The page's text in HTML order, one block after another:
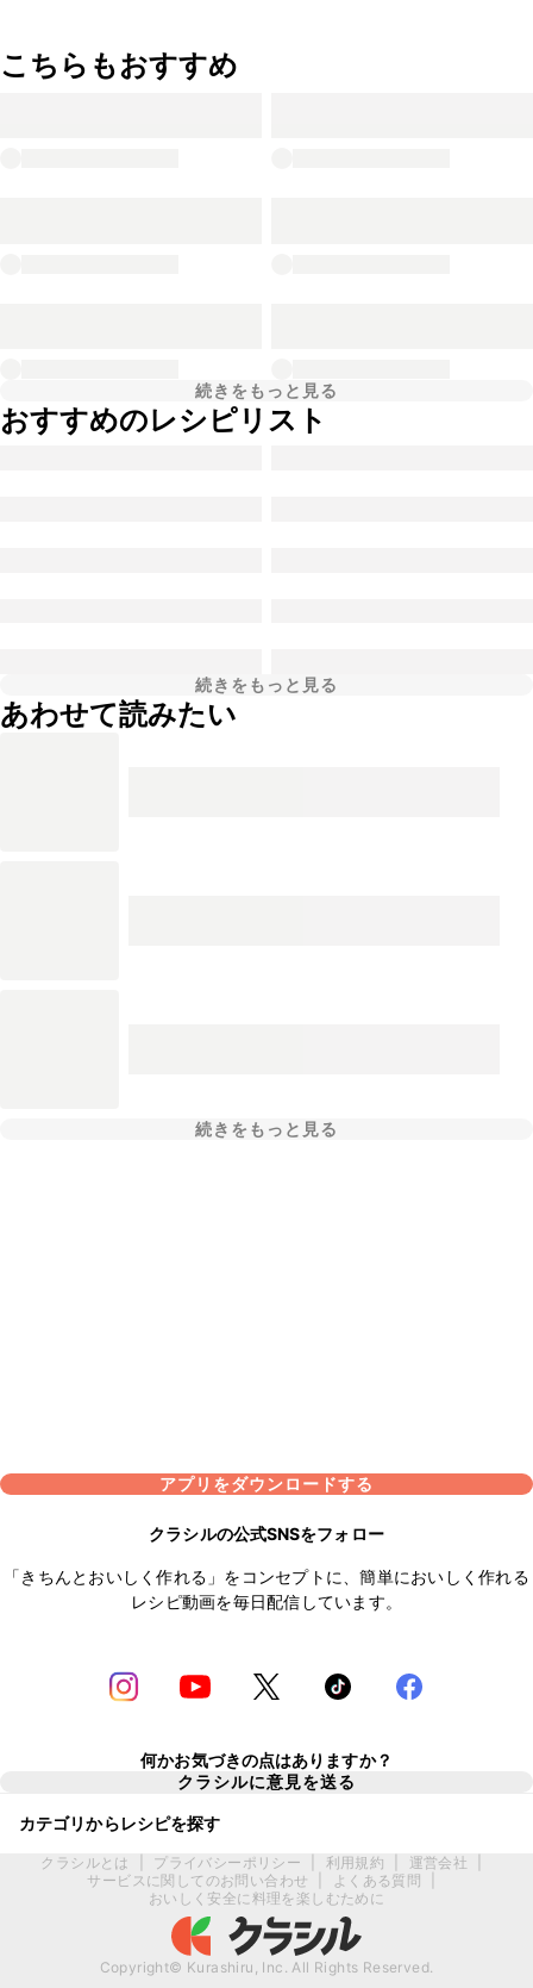
こちらもおすすめ
続きをもっと見る
おすすめのレシピリスト
続きをもっと見る
あわせて読みたい
続きをもっと見る
アプリをダウンロードする
クラシルの公式SNSをフォロー
「きちんとおいしく作れる」をコンセプトに、簡単においしく作れる
レシピ動画を毎日配信しています。
何かお気づきの点はありますか？
クラシルに意見を送る
カテゴリからレシピを探す
クラシルとは プライバシーポリシー 利用規約 運営会社
サービスに関してのお問い合わせ
よくある質問
おいしく安全に料理を楽しむために
Copyright© Kurashiru, Inc. All Rights Reserved.